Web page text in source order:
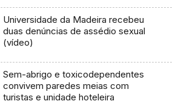
Universidade da Madeira recebeu
duas denúncias de assédio sexual
(vídeo)
Sem-abrigo e toxicodependentes
convivem paredes meias com
turistas e unidade hoteleira